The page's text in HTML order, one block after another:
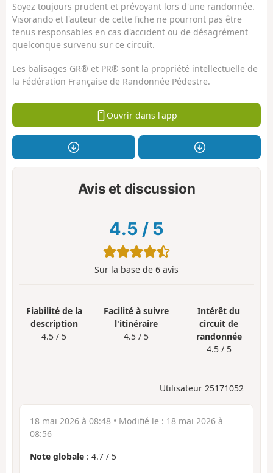
Soyez toujours prudent et prévoyant lors d'une randonnée.
Visorando et l'auteur de cette fiche ne pourront pas être
tenus responsables en cas d'accident ou de désagrément
quelconque survenu sur ce circuit.
Les balisages GR® et PR® sont la propriété intellectuelle de
la Fédération Française de Randonnée Pédestre.
Ouvrir dans l'app
Avis et discussion
4.5 / 5
Sur la base de 6 avis
Fiabilité de la
description
4.5 / 5
Facilité à suivre
l'itinéraire
4.5 / 5
Intérêt du
circuit de
randonnée
4.5 / 5
Utilisateur 25171052
18 mai 2026 à 08:48 • Modifié le : 18 mai 2026 à
08:56
Note globale : 4.7 / 5